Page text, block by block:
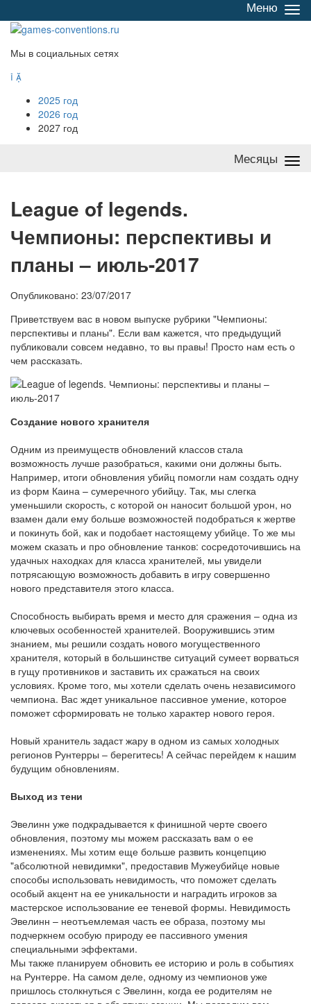
/
Меню
Мы в социальных сетях
 
2025 год
2026 год
2027 год
Месяцы
League of legends.
Чемпионы: перспективы и
планы – июль-2017
Опубликовано: 23/07/2017
Приветствуем вас в новом выпуске рубрики "Чемпионы:
перспективы и планы". Если вам кажется, что предыдущий
публиковали совсем недавно, то вы правы! Просто нам есть о
чем рассказать.
Создание нового хранителя
Одним из преимуществ обновлений классов стала
возможность лучше разобраться, какими они должны быть.
Например, итоги обновления убийц помогли нам создать одну
из форм Каина – сумеречного убийцу. Так, мы слегка
уменьшили скорость, с которой он наносит большой урон, но
взамен дали ему больше возможностей подобраться к жертве
и покинуть бой, как и подобает настоящему убийце. То же мы
можем сказать и про обновление танков: сосредоточившись на
удачных находках для класса хранителей, мы увидели
потрясающую возможность добавить в игру совершенно
нового представителя этого класса.
Способность выбирать время и место для сражения – одна из
ключевых особенностей хранителей. Вооружившись этим
знанием, мы решили создать нового могущественного
хранителя, который в большинстве ситуаций сумеет ворваться
в гущу противников и заставить их сражаться на своих
условиях. Кроме того, мы хотели сделать очень независимого
чемпиона. Вас ждет уникальное пассивное умение, которое
поможет сформировать не только характер нового героя.
Новый хранитель задаст жару в одном из самых холодных
регионов Рунтерры – берегитесь! А сейчас перейдем к нашим
будущим обновлениям.
Выход из тени
Эвелинн уже подкрадывается к финишной черте своего
обновления, поэтому мы можем рассказать вам о ее
изменениях. Мы хотим еще больше развить концепцию
"абсолютной невидимки", предоставив Мужеубийце новые
способы использовать невидимость, что поможет сделать
особый акцент на ее уникальности и наградить игроков за
мастерское использование ее теневой формы. Невидимость
Эвелинн – неотъемлемая часть ее образа, поэтому мы
подчеркнем особую природу ее пассивного умения
специальными эффектами.
Мы также планируем обновить ее историю и роль в событиях
на Рунтерре. На самом деле, одному из чемпионов уже
пришлось столкнуться с Эвелинн, когда ее родителям не